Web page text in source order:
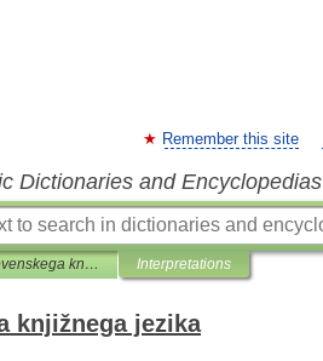
Remember this site
Dictionaries and Encyclopedias
Slovar slovenskega knjižnega jezika Interpretations
knjižnega jezika